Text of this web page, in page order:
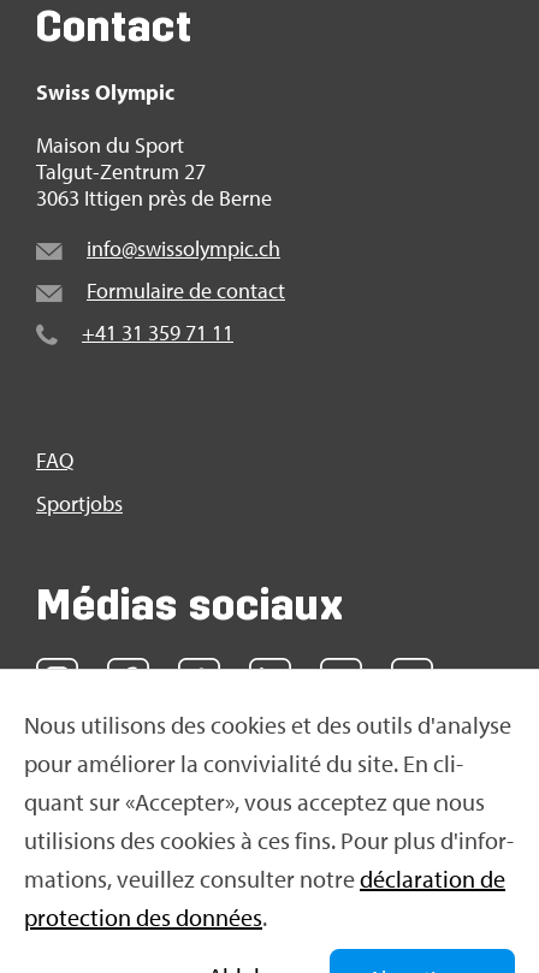
Nous uti­li­sons des cookies et des outils d'ana­lyse
pour amé­lio­rer la convi­via­lité du site. En cli­
quant sur «Accep­ter», vous accep­tez que nous
uti­li­sions des cookies à ces fins. Pour plus d'in­for­
ma­tions, veuillez consul­ter notredécla­ra­tion de
pro­tec­tion des don­nées.
Contact
Swiss Olym­pic
Mai­son du Sport
Tal­gut-Zen­trum 27
3063 Itti­gen près de Berne
info@​swi​ssol​ympi​c.​ch
For­mu­laire de contact
+41 31 359 71 11
FAQ
Sport­jobs
Médias sociaux
© 2016 Swiss Olym­pic 2026
|Condi­tions d'uti­li­